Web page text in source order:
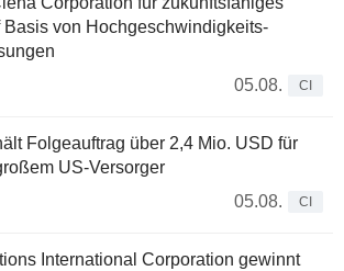
Basis von Hochgeschwindigkeits-
05.08.
CI
Folgeauftrag über 2,4 Mio. USD für
US-Versorger
05.08.
CI
International Corporation gewinnt